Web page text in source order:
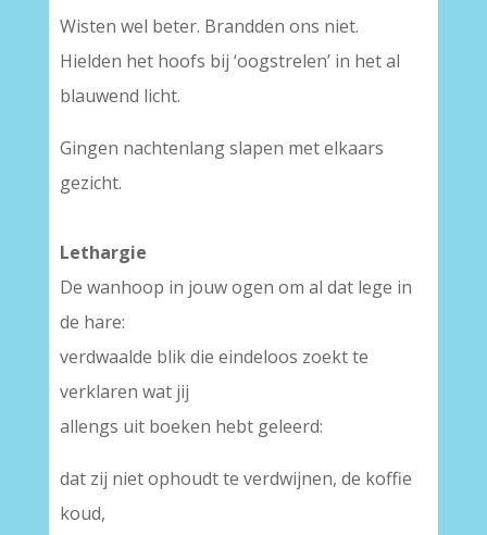
Wisten wel beter. Brandden ons niet.
Hielden het hoofs bij ‘oogstrelen’ in het al
blauwend licht.
Gingen nachtenlang slapen met elkaars
gezicht.
Lethargie
De wanhoop in jouw ogen om al dat lege in
de hare:
verdwaalde blik die eindeloos zoekt te
verklaren wat jij
allengs uit boeken hebt geleerd:
dat zij niet ophoudt te verdwijnen, de koffie
koud,